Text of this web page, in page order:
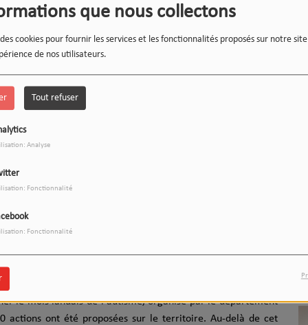
que nous collectons
cookies pour fournir les services et les fonctionnalités proposés sur notre
de nos utilisateurs.
Tout refuser
Analyse
Fonctionnalité
Fonctionnalité
chargée de mission autisme au département des Landes,
pour parler autisme.
le mois landais de l'autisme, organisé par le département
actions ont été proposées sur le territoire. Au-delà de cet